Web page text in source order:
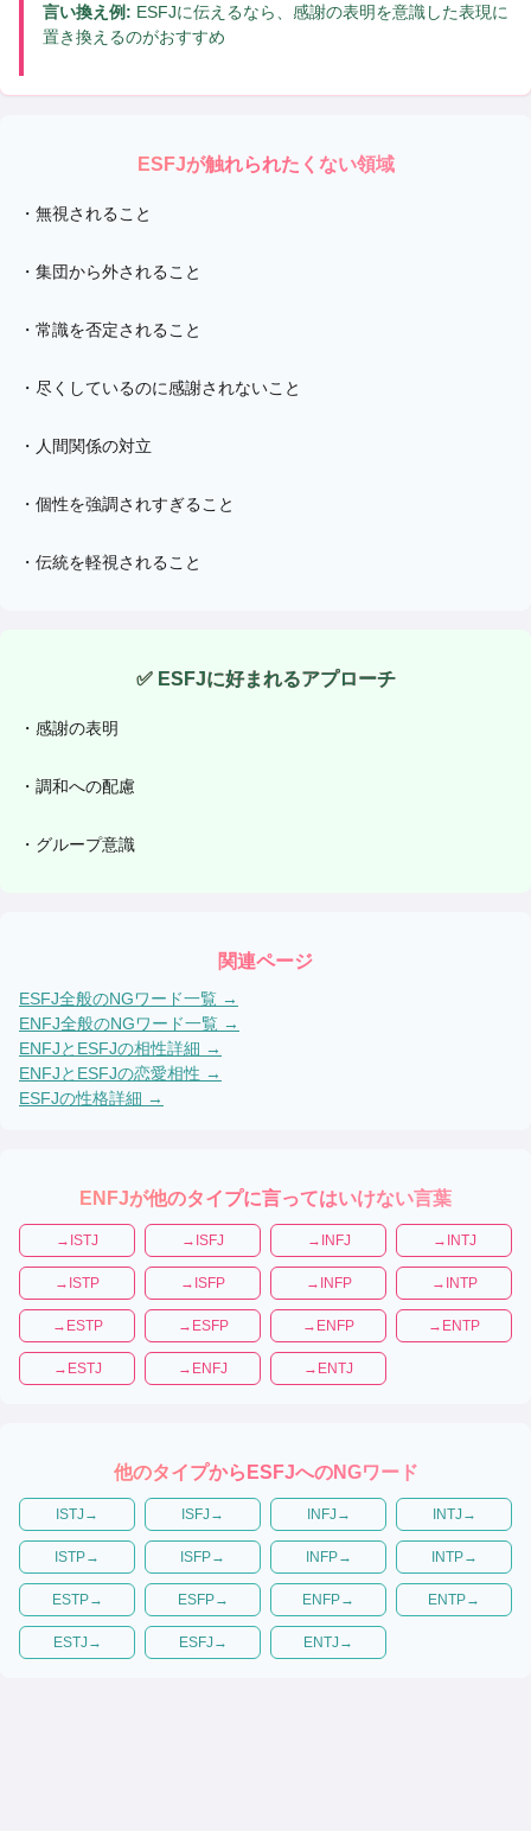
言い換え例: ESFJに伝えるなら、感謝の表明を意識した表現に
置き換えるのがおすすめ
ESFJが触れられたくない領域
・ 無視されること
・ 集団から外されること
・ 常識を否定されること
・ 尽くしているのに感謝されないこと
・ 人間関係の対立
・ 個性を強調されすぎること
・ 伝統を軽視されること
✅ ESFJに好まれるアプローチ
・ 感謝の表明
・ 調和への配慮
・ グループ意識
関連ページ
ESFJ全般のNGワード一覧 →
ENFJ全般のNGワード一覧 →
ENFJと ESFJの相性詳細 →
ENFJと ESFJの恋愛相性 →
ESFJの性格詳細 →
ENFJが他のタイプに言ってはいけない言葉
→ ISTJ → ISFJ → INFJ → INTJ
→ ISTP → ISFP → INFP → INTP
→ ESTP → ESFP → ENFP → ENTP
→ ESTJ → ENFJ → ENTJ
他のタイプから ESFJへのNGワード
ISTJ → ISFJ → INFJ → INTJ →
ISTP→ ISFP→ INFP→ INTP→
ESTP→ ESFP→ ENFP→ ENTP→
ESTJ → ESFJ → ENTJ →